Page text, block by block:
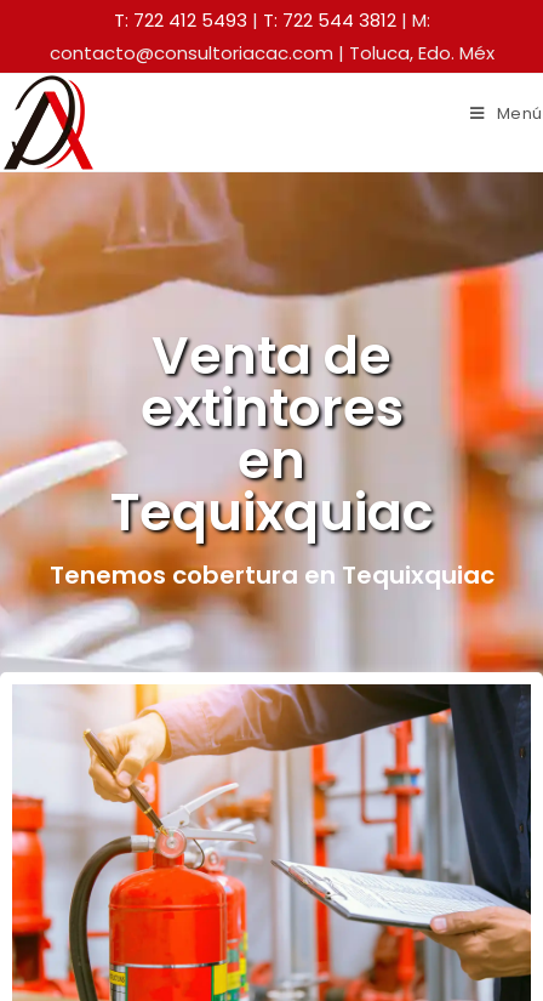
T: 722 412 5493 | T: 722 544 3812| M:
contacto@consultoriacac.com | Toluca, Edo. Méx
Menú
Venta de
extintores
en
Tequixquiac
Tenemos cobertura en Tequixquiac